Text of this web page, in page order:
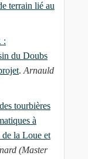
terrain lié au
:
du Doubs
. Arnauld
tourbières
à
la Loue et
(Master